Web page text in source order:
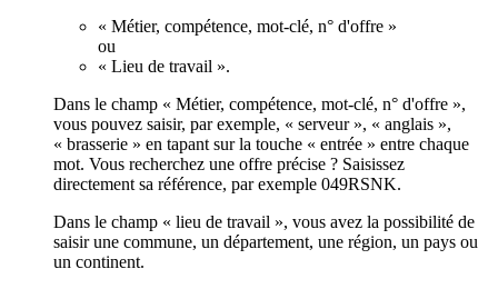
« Métier, compétence, mot-clé, n° d'offre »
ou
« Lieu de travail ».
Dans le champ « Métier, compétence, mot-clé, n° d'offre »,
vous pouvez saisir, par exemple, « serveur », « anglais »,
« brasserie » en tapant sur la touche « entrée » entre chaque
mot. Vous recherchez une offre précise ? Saisissez
directement sa référence, par exemple 049RSNK.
Dans le champ « lieu de travail », vous avez la possibilité de
saisir une commune, un département, une région, un pays ou
un continent.